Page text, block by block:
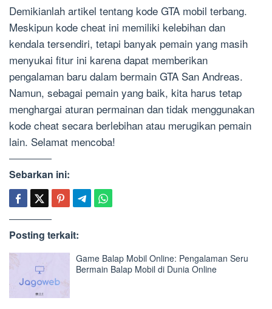
Demikianlah artikel tentang kode GTA mobil terbang.
Meskipun kode cheat ini memiliki kelebihan dan
kendala tersendiri, tetapi banyak pemain yang masih
menyukai fitur ini karena dapat memberikan
pengalaman baru dalam bermain GTA San Andreas.
Namun, sebagai pemain yang baik, kita harus tetap
menghargai aturan permainan dan tidak menggunakan
kode cheat secara berlebihan atau merugikan pemain
lain. Selamat mencoba!
Sebarkan ini:
Posting terkait:
Game Balap Mobil Online: Pengalaman Seru
Bermain Balap Mobil di Dunia Online